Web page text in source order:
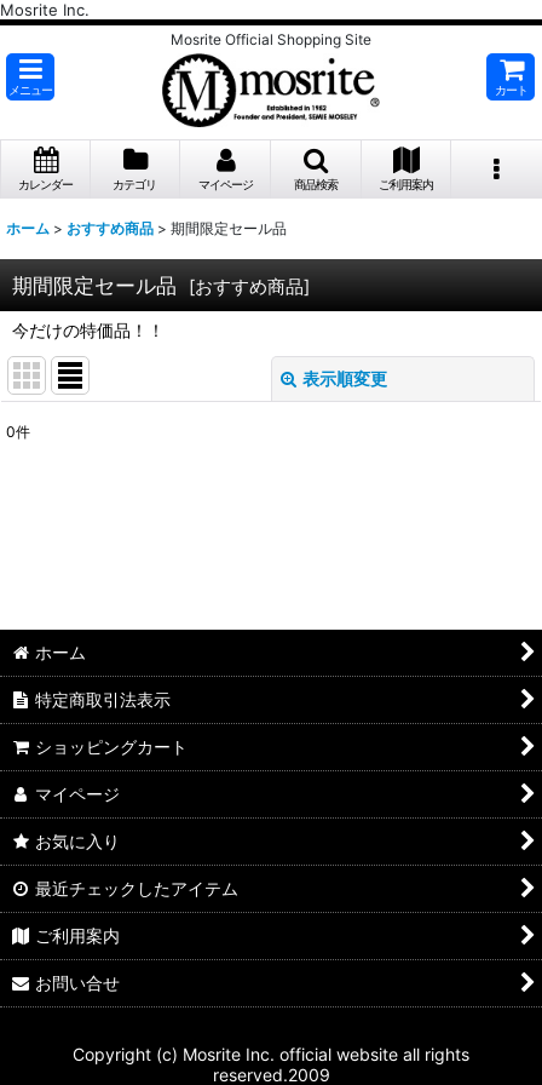
Mosrite Inc.
Mosrite Official Shopping Site
メニュー カート
カレンダー カテゴリ マイページ 商品検索 ご利用案内
ホーム > おすすめ商品 > 期間限定セール品
期間限定セール品 [おすすめ商品]
今だけの特価品！！
表示順変更
表示数
0件
ホーム
特定商取引法表示
ショッピングカート
マイページ
お気に入り
最近チェックしたアイテム
ご利用案内
お問い合せ
Copyright (c) Mosrite Inc. official website all rights
reserved.2009